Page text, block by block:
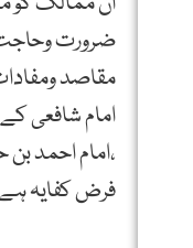
ضرورت وحاجت
مقاصد
امام شافعی
،امام احمد
فرض کفایہ